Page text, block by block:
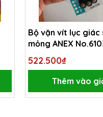
Bộ vặn vít lục giác
mỏng ANEX
522.500₫
Thêm vào